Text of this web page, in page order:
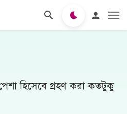
হিসেবে গ্রহণ করা কতটুকু